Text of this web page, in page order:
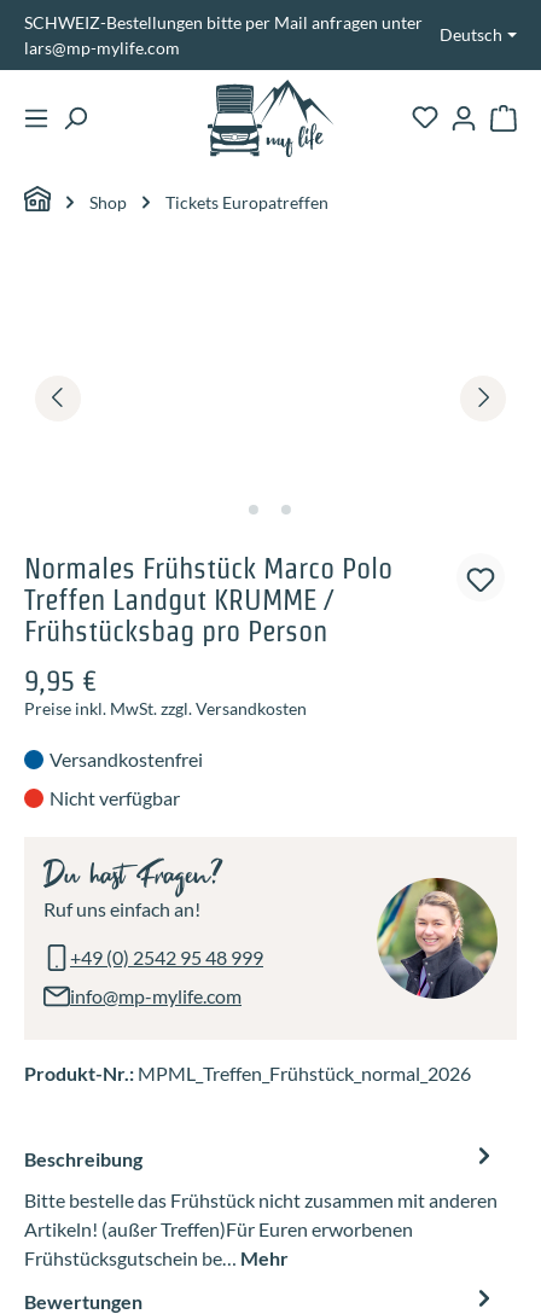
springen
SCHWEIZ-Bestellungen bitte per Mail anfragen unter
lars@mp-mylife.com
Deutsch
Shop Tickets Europatreffen
Normales Frühstück Marco Polo
Treffen Landgut KRUMME /
Frühstücksbag pro Person
9,95 €
Preise inkl. MwSt. zzgl. Versandkosten
Versandkostenfrei
Nicht verfügbar
Du hast Fragen?
Ruf uns einfach an!
+49 (0) 2542 95 48 999
info@mp-mylife.com
Produkt-Nr.: MPML_Treffen_Frühstück_normal_2026
Beschreibung
Bitte bestelle das Frühstück nicht zusammen mit anderen
Artikeln! (außer Treffen)Für Euren erworbenen
Frühstücksgutschein be… Mehr
Bewertungen